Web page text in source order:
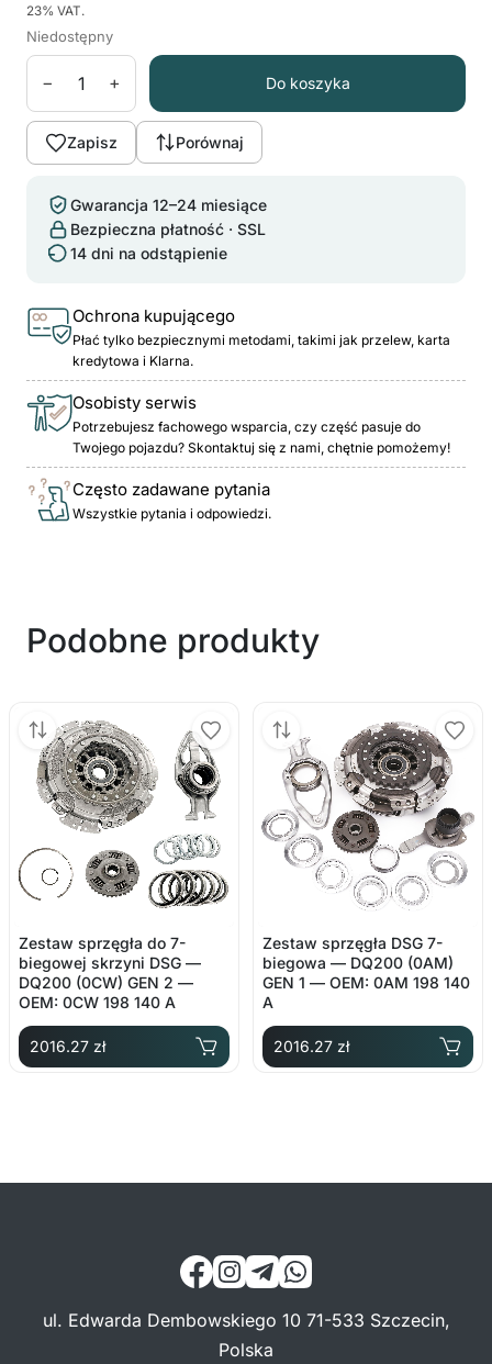
23% VAT.
Niedostępny
− + Do koszyka
Zapisz Porównaj
Gwarancja 12–24 miesiące
Bezpieczna płatność · SSL
14 dni na odstąpienie
Ochrona kupującego
Płać tylko bezpiecznymi metodami, takimi jak przelew, karta
kredytowa i Klarna.
Osobisty serwis
Potrzebujesz fachowego wsparcia, czy część pasuje do
Twojego pojazdu? Skontaktuj się z nami, chętnie pomożemy!
Często zadawane pytania
Wszystkie pytania i odpowiedzi.
Podobne produkty
Zestaw sprzęgła do 7-
biegowej skrzyni DSG —
DQ200 (0CW) GEN 2 —
OEM: 0CW 198 140 A
2016.27 zł
Zestaw sprzęgła DSG 7-
biegowa — DQ200 (0AM)
GEN 1 — OEM: 0AM 198 140
A
2016.27 zł
ul. Edwarda Dembowskiego 10 71-533 Szczecin,
Polska